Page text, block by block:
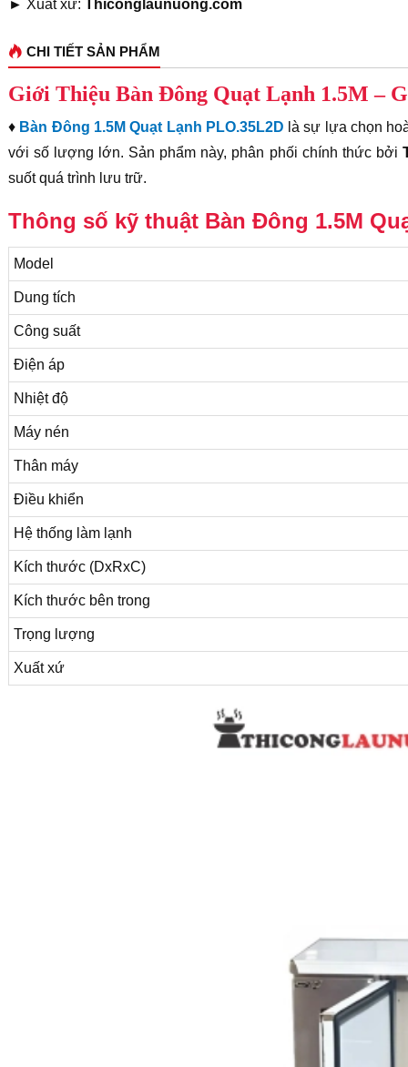
► Xuất xứ: Thiconglaunuong.com
CHI TIẾT SẢN PHẨM
Giới Thiệu Bàn Đông Quạt Lạnh 1.5M –
♦ Bàn Đông 1.5M Quạt Lạnh PLO.35L2D là sự lựa chọn
với số lượng lớn. Sản phẩm này, phân phối chính thức bởi
suốt quá trình lưu trữ.
Thông số kỹ thuật Bàn Đông 1.5M
Model
Dung tích
Công suất
Điện áp
Nhiệt độ
Máy nén
Thân máy
Điều khiển
Hệ thống làm lạnh
Kích thước (DxRxC)
Kích thước bên trong
Trọng lượng
Xuất xứ